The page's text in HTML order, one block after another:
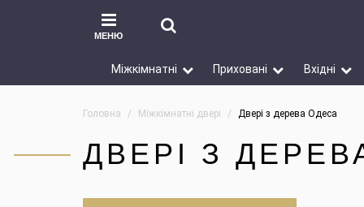
МЕНЮ
Міжкімнатні Приховані Вхідні
Головна Міжкімнатні двері Двері з дерева Одеса
ДВЕРІ З